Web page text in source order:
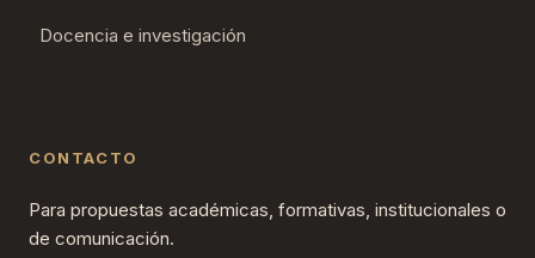
Docencia e investigación
CONTACTO
Para propuestas académicas, formativas, institucionales o
de comunicación.